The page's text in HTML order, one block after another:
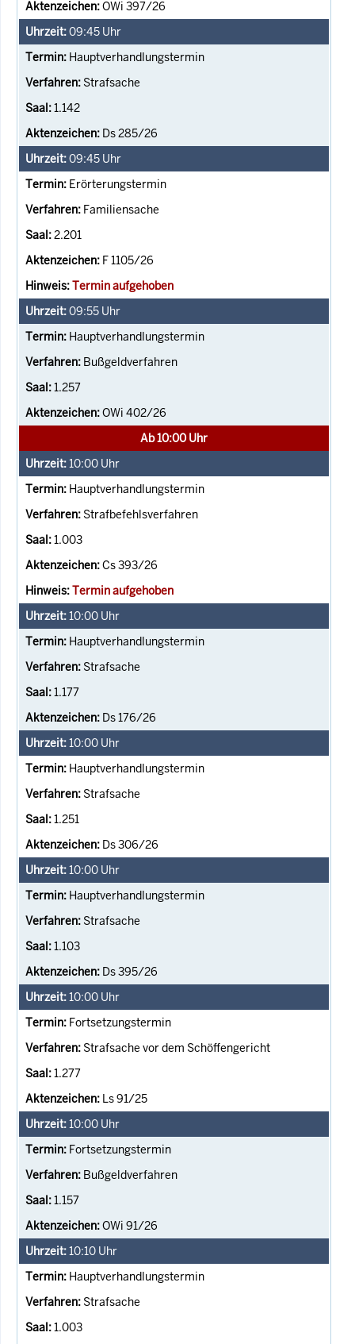
OWi 397/26
09:45 Uhr
Hauptverhandlungstermin
Strafsache
1.142
Ds 285/26
09:45 Uhr
Erörterungstermin
Familiensache
2.201
F 1105/26
Termin aufgehoben
09:55 Uhr
Hauptverhandlungstermin
Bußgeldverfahren
1.257
OWi 402/26
Ab 10:00 Uhr
10:00 Uhr
Hauptverhandlungstermin
Strafbefehlsverfahren
1.003
Cs 393/26
Termin aufgehoben
10:00 Uhr
Hauptverhandlungstermin
Strafsache
1.177
Ds 176/26
10:00 Uhr
Hauptverhandlungstermin
Strafsache
1.251
Ds 306/26
10:00 Uhr
Hauptverhandlungstermin
Strafsache
1.103
Ds 395/26
10:00 Uhr
Fortsetzungstermin
Strafsache vor dem Schöffengericht
1.277
Ls 91/25
10:00 Uhr
Fortsetzungstermin
Bußgeldverfahren
1.157
OWi 91/26
10:10 Uhr
Hauptverhandlungstermin
Strafsache
1.003